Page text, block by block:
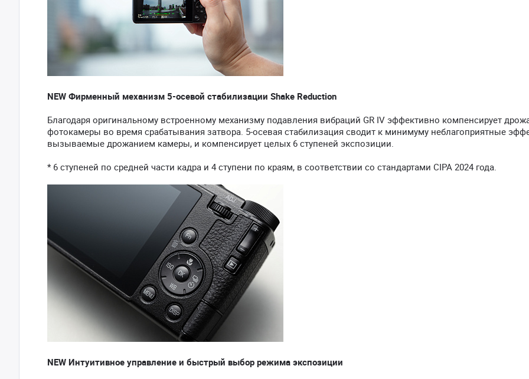
NEW Фирменный механизм 5-осевой стабилизации Shake Reduction
Благодаря оригинальному встроенному механизму подавления вибраций GR IV эффективно компенсирует
фотокамеры во время срабатывания затвора. 5-осевая стабилизация сводит к минимуму неблагоприятные
вызываемые дрожанием камеры, и компенсирует целых 6 ступеней экспозиции.
* 6 ступеней по средней части кадра и 4 ступени по краям, в соответствии со стандартами CIPA 2024 года.
NEW Интуитивное управление и быстрый выбор режима экспозиции